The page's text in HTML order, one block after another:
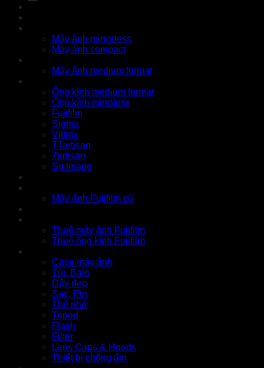
Máy ảnh mirrorless
Máy ảnh compact
Máy ảnh medium format
Ống kính medium format
Ống kính mirroless
Fujifilm
Sigma
Viltrox
TTartisan
7artisan
Sg Image
Máy ảnh Fujifilm cũ
Thuê máy ảnh Fujifilm
Thuê ống kính Fujifilm
Case máy ảnh
Túi, Balo
Dây đeo
Sạc, Pin
Thẻ nhớ
Tripod
Flash
Filter
Lens Caps & Hoods
Thiết bị chống ẩm